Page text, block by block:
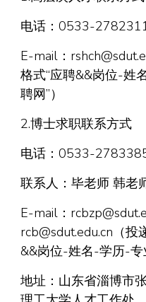
电话：0533-
E-mail：
格式“应聘&&岗位-姓
聘网”）
2.博士求职联系方式
电话：0533-
联系人：毕老师 韩老
E-mail：
rcb@sdut.edu.cn（投
&&岗位-姓名-学历-专
地址：山东省淄博市